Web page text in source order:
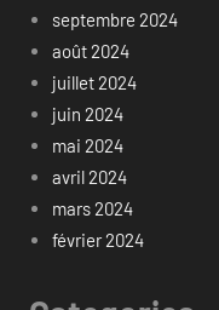
septembre 2024
août 2024
juillet 2024
juin 2024
mai 2024
avril 2024
mars 2024
février 2024